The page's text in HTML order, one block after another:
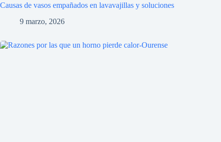
Causas de vasos empañados en lavavajillas y soluciones
9 marzo, 2026